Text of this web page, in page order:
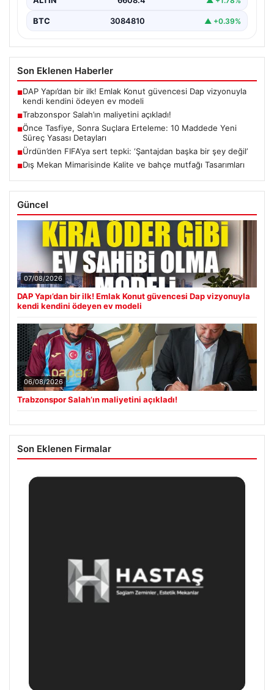
BTC 3084810 ▲ +0.39%
Son Eklenen Haberler
■DAP Yapı’dan bir ilk! Emlak Konut güvencesi Dap vizyonuyla
kendi kendini ödeyen ev modeli
■Trabzonspor Salah’ın maliyetini açıkladı!
■Önce Tasfiye, Sonra Suçlara Erteleme: 10 Maddede Yeni
Süreç Yasası Detayları
■Ürdün’den FIFA’ya sert tepki: ‘Şantajdan başka bir şey değil’
■Dış Mekan Mimarisinde Kalite ve bahçe mutfağı Tasarımları
Güncel
07/08/2026
DAP Yapı’dan bir ilk! Emlak Konut güvencesi Dap vizyonuyla
kendi kendini ödeyen ev modeli
06/08/2026
Trabzonspor Salah’ın maliyetini açıkladı!
Son Eklenen Firmalar